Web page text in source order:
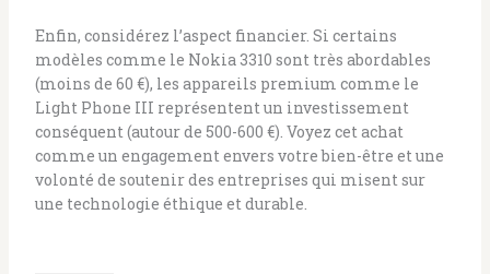
Enfin, considérez l’aspect financier. Si certains
modèles comme le Nokia 3310 sont très abordables
(moins de 60 €), les appareils premium comme le
Light Phone III représentent un investissement
conséquent (autour de 500-600 €). Voyez cet achat
comme un engagement envers votre bien-être et une
volonté de soutenir des entreprises qui misent sur
une technologie éthique et durable.